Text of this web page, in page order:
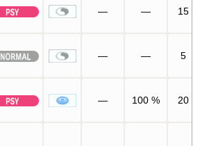
— — 15
— — 5
— 100 % 20